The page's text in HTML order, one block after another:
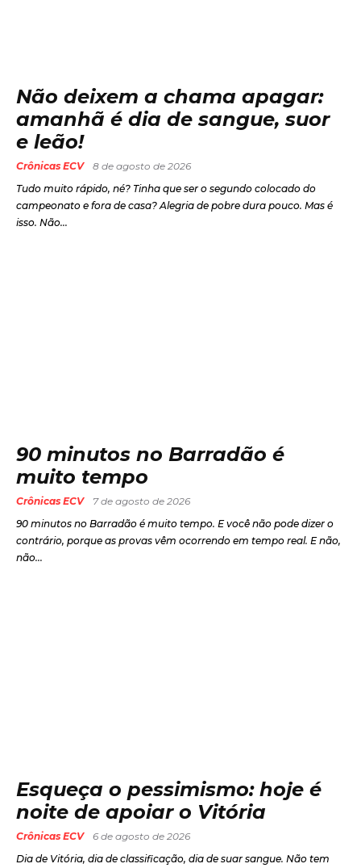
Não deixem a chama apagar:
amanhã é dia de sangue, suor
e leão!
Crônicas ECV
8 de agosto de 2026
Tudo muito rápido, né? Tinha que ser o segundo colocado do
campeonato e fora de casa? Alegria de pobre dura pouco. Mas é
isso. Não...
90 minutos no Barradão é
muito tempo
Crônicas ECV
7 de agosto de 2026
90 minutos no Barradão é muito tempo. E você não pode dizer o
contrário, porque as provas vêm ocorrendo em tempo real. E não,
não...
Esqueça o pessimismo: hoje é
noite de apoiar o Vitória
Crônicas ECV
6 de agosto de 2026
Dia de Vitória, dia de classificação, dia de suar sangue. Não tem